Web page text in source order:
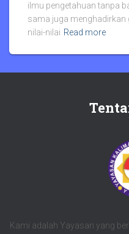
ilmu pengetahuan tanpa
sama juga
nilai-nilai Read more
Kami adalah Yayasan yang